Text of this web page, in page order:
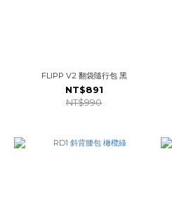
FLIPP V2 翻袋隨行包 黑
NT$891
NT$990